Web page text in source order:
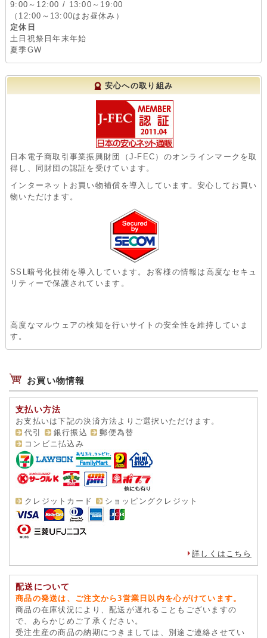
9:00～12:00 / 13:00～19:00
（12:00～13:00はお昼休み）
定休日
土日祝祭日年末年始
夏季GW
安心への取り組み
日本電子商取引事業振興財団（J-FEC）のオンラインマークを取
得し、同財団の認証を受けています。
インターネットお買い物補償を導入しています。安心してお買い
物いただけます。
SSL暗号化技術を導入しています。お客様の情報は高度なセキュ
リティーで保護されています。
高度なマルウェアの検知を行いサイトの安全性を維持していま
す。
お買い物情報
支払い方法
お支払いは下記の決済方法よりご選択いただけます。
代引
銀行振込
郵便為替
コンビニ払込み
クレジットカード ショッピングクレジット
詳しくはこちら
配送について
商品の発送は、ご注文から3営業日以内を心がけています。
商品の在庫状況により、配送が遅れることもございますの
で、あらかじめご了承ください。
受注生産の商品の納期につきましては、別途ご連絡させてい